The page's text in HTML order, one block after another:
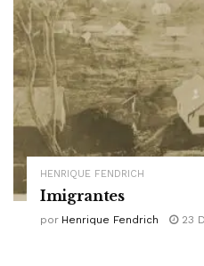
HENRIQUE FENDRICH
Imigrantes
por Henrique Fendrich 23